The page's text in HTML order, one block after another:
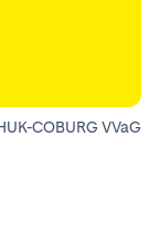
COBURG VVaG